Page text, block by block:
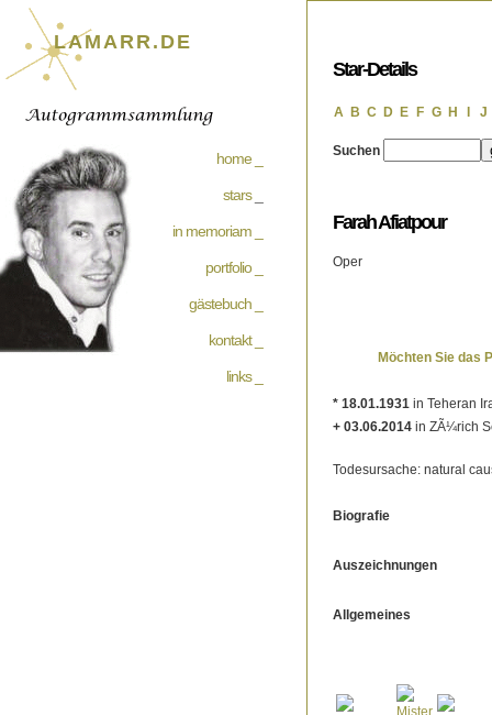
LAMARR.DE
home _
stars_
in memoriam _
portfolio _
gästebuch _
kontakt _
links _
Star-Details
A B C D E F G H J
Suchen
Farah Afiatpour
Oper
Möchten Sie das
* 18.01.1931 in Teheran
+ 03.06.2014 in ZÃ¼rich
Todesursache: natural
Biografie
Auszeichnungen
Allgemeines